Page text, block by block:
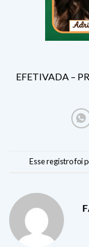
EFETIVADA –
Esse registro foi